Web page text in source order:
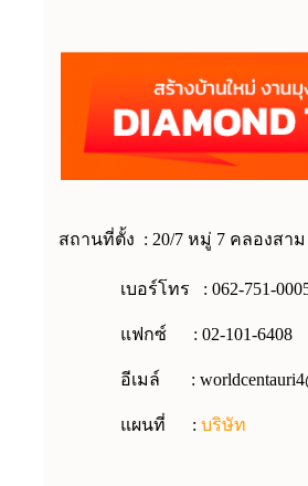
สถานที่ตั้ง : 20/7 หมู่ 7 คลองสา
เบอร์โทร : 062-751-0005 ,
แฟกซ์ : 02-101-6408
อีเมล์ :
แผนที่ : บริษัท